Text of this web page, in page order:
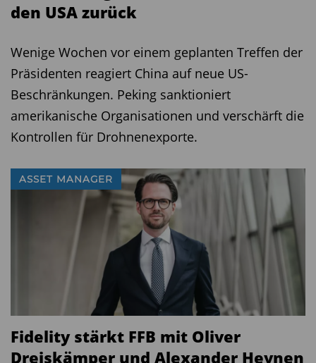
den USA zurück
Wenige Wochen vor einem geplanten Treffen der
Präsidenten reagiert China auf neue US-
Beschränkungen. Peking sanktioniert
amerikanische Organisationen und verschärft die
Kontrollen für Drohnenexporte.
ASSET MANAGER
Fidelity stärkt FFB mit Oliver
Dreiskämper und Alexander Heynen